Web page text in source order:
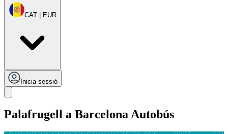
CAT | EUR
Inicia sessió
Palafrugell a Barcelona Autobús